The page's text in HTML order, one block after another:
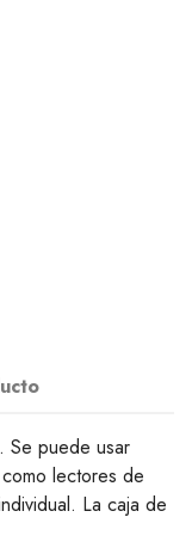
Se puede usar
lectores de
La caja de